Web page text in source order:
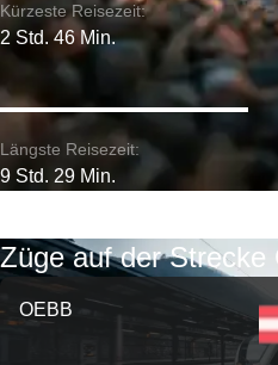
Kürzeste Reisezeit:
2 Std. 46 Min.
Längste Reisezeit:
9 Std. 29 Min.
Züge auf der Strecke
OEBB